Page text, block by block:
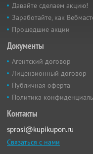
Давайте сделаем акцию!
Заработайте, как
Прошедшие акции
Документы
Агентский договор
Лицензионный договор
Публичная оферта
Политика
Контакты
sprosi@kupikupon.ru
Связаться с нами